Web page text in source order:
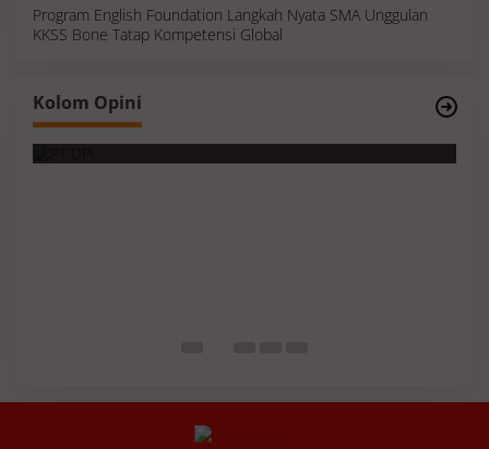
Program English Foundation Langkah Nyata SMA Unggulan
KKSS Bone Tatap Kompetensi Global
Kolom Opini
Membaca Realitas